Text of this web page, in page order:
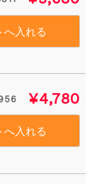
¥4,780